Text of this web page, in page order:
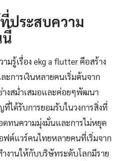
ประสบความ
นี้
มรู้เรื่อง ekg a flutter คือสร้าง
ะการเงินหลายคนเริ่มต้นจาก
งสม่ำเสมอและค่อยๆพัฒนา
ได้รับการยอมรับในวงการสิ่งที่
ทนความมุ่งมั่นและการไม่หยุด
ต์แวร์คนไทยหลายคนที่เริ่มจาก
ำงานให้กับบริษัทระดับโลกมีราย